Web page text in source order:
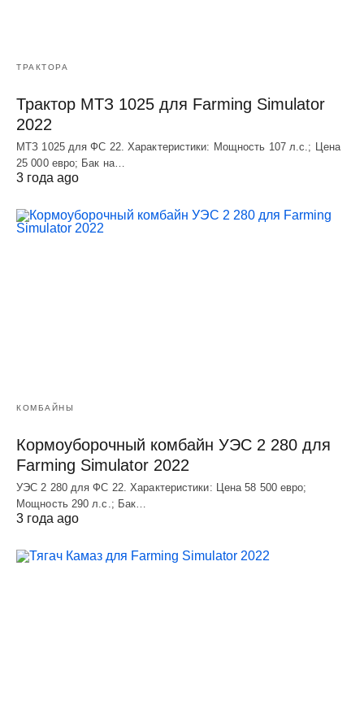
ТРАКТОРА
Трактор МТЗ 1025 для Farming Simulator
2022
МТЗ 1025 для ФС 22. Характеристики: Мощность 107 л.c.; Цена
25 000 евро; Бак на…
3 года ago
КОМБАЙНЫ
Кормоуборочный комбайн УЭC 2 280 для
Farming Simulator 2022
УЭC 2 280 для ФС 22. Характеристики: Цена 58 500 евро;
Мощность 290 л.с.; Бак…
3 года ago